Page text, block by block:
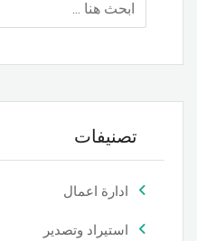
تصنيفات
ادارة اعمال
استيراد وتصدير